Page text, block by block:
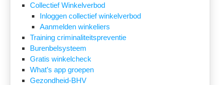
Collectief Winkelverbod
Inloggen collectief winkelverbod
Aanmelden winkeliers
Training criminaliteitspreventie
Burenbelsysteem
Gratis winkelcheck
What’s app groepen
Gezondheid-BHV